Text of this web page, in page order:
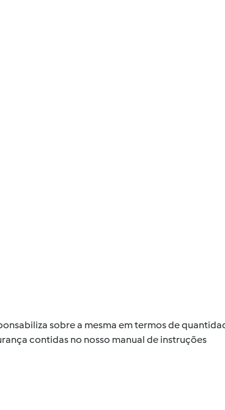
sobre a mesma em termos de
contidas no nosso manual de instruções